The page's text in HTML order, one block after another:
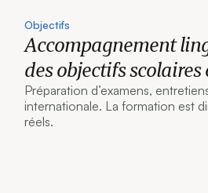
Objectifs
Accompagnement
des objectifs
Préparation d’examens,
internationale. La formation est
réels.